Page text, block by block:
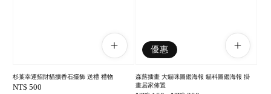
杉葉幸運招財貓擴香石擺飾 送禮 禮物
Regular
NT$ 500
優惠
森蕗插畫 大貓咪圖鑑海報 貓科圖鑑海報 掛
畫居家佈置